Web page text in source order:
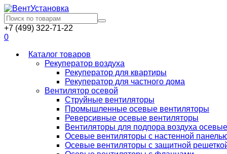
+7 (499) 322-71-22
0
Каталог товаров
Рекуператор воздуха
Рекуператор для квартиры
Рекуператор для частного дома
Вентилятор осевой
Струйные вентиляторы
Промышленные осевые вентиляторы
Реверсивные осевые вентиляторы
Вентиляторы для подпора воздуха осевые
Осевые вентиляторы с настенной
Осевые вентиляторы с защитной